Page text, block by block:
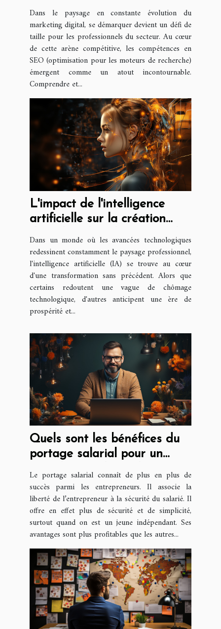
votre carrière dans le
marketing digital
Dans le paysage en constante évolution du
marketing digital, se démarquer devient un défi de
taille pour les professionnels du secteur. Au cœur
de cette arène compétitive, les compétences en
SEO (optimisation pour les moteurs de recherche)
émergent comme un atout incontournable.
Comprendre et...
L'impact de l'intelligence
artificielle sur la création
d'emplois dans le secteur des
technologies de l'information
Dans un monde où les avancées technologiques
redessinent constamment le paysage professionnel,
l'intelligence artificielle (IA) se trouve au cœur
d'une transformation sans précédent. Alors que
certains redoutent une vague de chômage
technologique, d'autres anticipent une ère de
prospérité et...
Quels sont les bénéfices du
portage salarial pour un
Le portage salarial connaît de plus en plus de
succès parmi les entrepreneurs. Il associe la
liberté de l’entrepreneur à la sécurité du salarié. Il
offre en effet plus de sécurité et de simplicité,
surtout quand on est un jeune indépendant. Ses
avantages sont plus profitables que les autres...